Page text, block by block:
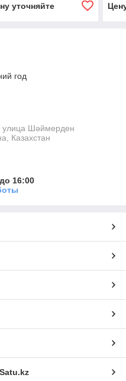
уточняйте
год
Шәймерден
Казахстан
16:00
Satu.kz